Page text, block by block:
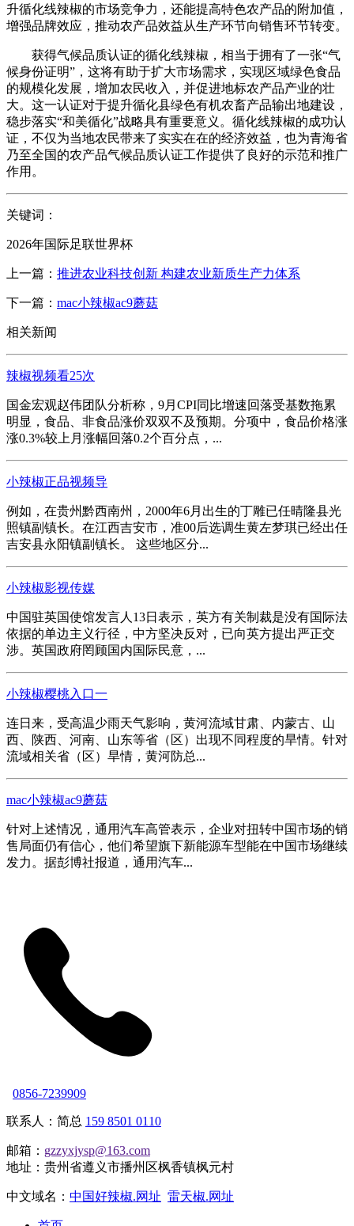
升循化线辣椒的市场竞争力，还能提高特色农产品的附加值，
增强品牌效应，推动农产品效益从生产环节向销售环节转变。
获得气候品质认证的循化线辣椒，相当于拥有了一张“气
候身份证明”，这将有助于扩大市场需求，实现区域绿色食品
的规模化发展，增加农民收入，并促进地标农产品产业的壮
大。这一认证对于提升循化县绿色有机农畜产品输出地建设，
稳步落实“和美循化”战略具有重要意义。循化线辣椒的成功认
证，不仅为当地农民带来了实实在在的经济效益，也为青海省
乃至全国的农产品气候品质认证工作提供了良好的示范和推广
作用。
关键词：
2026年国际足联世界杯
上一篇： 推进农业科技创新 构建农业新质生产力体系
下一篇： mac小辣椒ac9蘑菇
相关新闻
辣椒视频看25次
国金宏观赵伟团队分析称，9月CPI同比增速回落受基数拖累
明显，食品、非食品涨价双双不及预期。分项中，食品价格涨
涨0.3%较上月涨幅回落0.2个百分点，...
小辣椒正品视频导
例如，在贵州黔西南州，2000年6月出生的丁雕已任晴隆县光
照镇副镇长。在江西吉安市，准00后选调生黄左梦琪已经出任
吉安县永阳镇副镇长。 这些地区分...
小辣椒影视传媒
中国驻英国使馆发言人13日表示，英方有关制裁是没有国际法
依据的单边主义行径，中方坚决反对，已向英方提出严正交
涉。英国政府罔顾国内国际民意，...
小辣椒樱桃入口一
连日来，受高温少雨天气影响，黄河流域甘肃、内蒙古、山
西、陕西、河南、山东等省（区）出现不同程度的旱情。针对
流域相关省（区）旱情，黄河防总...
mac小辣椒ac9蘑菇
针对上述情况，通用汽车高管表示，企业对扭转中国市场的销
售局面仍有信心，他们希望旗下新能源车型能在中国市场继续
发力。据彭博社报道，通用汽车...
0856-7239909
联系人：简总 159 8501 0110
邮箱： gzzyxjysp@163.com
地址：贵州省遵义市播州区枫香镇枫元村
中文域名： 中国好辣椒.网址 雷天椒.网址